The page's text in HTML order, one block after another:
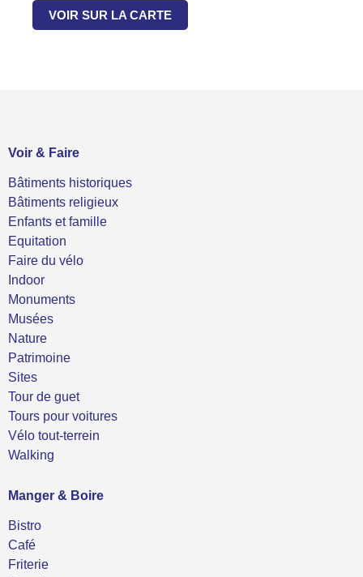
VOIR SUR LA CARTE
Voir & Faire
Bâtiments historiques
Bâtiments religieux
Enfants et famille
Equitation
Faire du vélo
Indoor
Monuments
Musées
Nature
Patrimoine
Sites
Tour de guet
Tours pour voitures
Vélo tout-terrein
Walking
Manger & Boire
Bistro
Café
Friterie